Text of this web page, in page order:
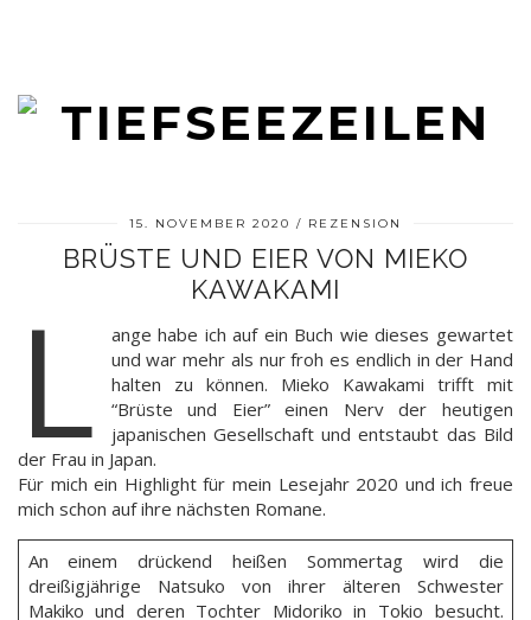
15. NOVEMBER 2020 REZENSION
BRÜSTE UND EIER VON MIEKO
KAWAKAMI
L
ange habe ich auf ein Buch wie dieses gewartet
und war mehr als nur froh es endlich in der Hand
halten zu können. Mieko Kawakami trifft mit
“Brüste und Eier” einen Nerv der heutigen
japanischen Gesellschaft und entstaubt das Bild
der Frau in Japan.
Für mich ein Highlight für mein Lesejahr 2020 und ich freue
mich schon auf ihre nächsten Romane.
An einem drückend heißen Sommertag wird die
dreißigjährige Natsuko von ihrer älteren Schwester
Makiko und deren Tochter Midoriko in Tokio besucht.